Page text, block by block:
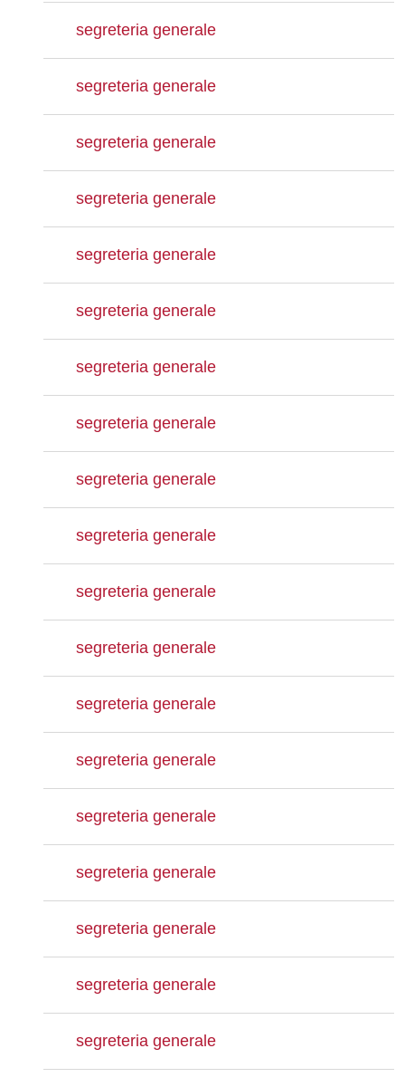
segreteria generale
segreteria generale
segreteria generale
segreteria generale
segreteria generale
segreteria generale
segreteria generale
segreteria generale
segreteria generale
segreteria generale
segreteria generale
segreteria generale
segreteria generale
segreteria generale
segreteria generale
segreteria generale
segreteria generale
segreteria generale
segreteria generale